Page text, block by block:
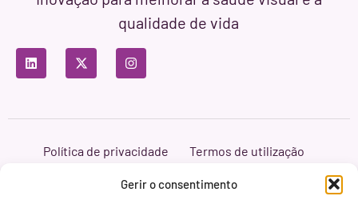
Gerir o consentimento
qualidade de vida
Política de privacidade
Termos de utilização
Branding & Web ASH Proyectos Creativos